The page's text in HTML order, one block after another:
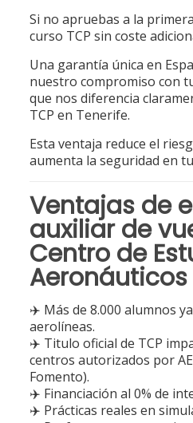
Si no apruebas a la
curso TCP sin coste
Una garantía única en
nuestro compromiso con
que nos diferencia
TCP en Tenerife.
Esta ventaja reduce el
aumenta la seguridad en
Ventajas de
auxiliar de
Centro de
Aeronáuticos
✈️ Más de 8.000 alumnos
aerolíneas.
✈️ Titulo oficial de TCP
centros autorizados por
Fomento).
✈️ Financiación al 0% de
✈️ Prácticas reales en